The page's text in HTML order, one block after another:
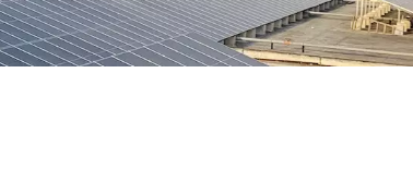
español
日本語